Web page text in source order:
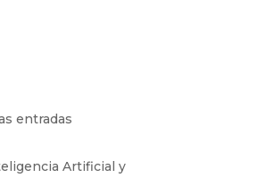
entradas
Artificial y